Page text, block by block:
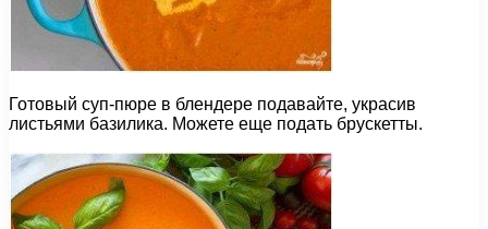
Готовый суп-пюре в блендере подавайте, украсив
листьями базилика. Можете еще подать брускетты.